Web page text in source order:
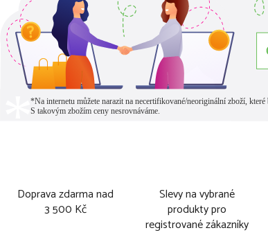
Doprava zdarma nad
3 500 Kč
Slevy na vybrané
produkty pro
registrované zákazníky